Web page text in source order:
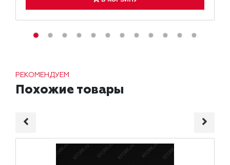
РЕКОМЕНДУЕМ
Похожие товары